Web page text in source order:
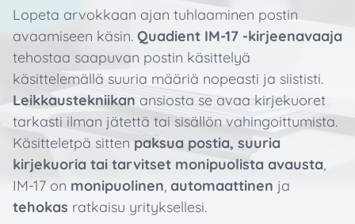
Lopeta arvokkaan ajan tuhlaaminen postin
avaamiseen käsin. Quadient IM-17 -kirjeenavaaja
tehostaa saapuvan postin käsittelyä
käsittelemällä suuria määriä nopeasti ja siististi.
Leikkaustekniikan ansiosta se avaa kirjekuoret
tarkasti ilman jätettä tai sisällön vahingoittumista.
Käsitteletpä sitten paksua postia, suuria
kirjekuoria tai tarvitset monipuolista avausta,
IM-17 on monipuolinen, automaattinen ja
tehokas ratkaisu yrityksellesi.